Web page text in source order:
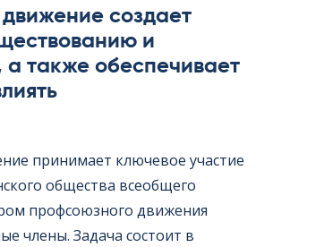
создает
и
а также обеспечивает
принимает ключевое участие
общества всеобщего
профсоюзного движения
члены. Задача состоит в